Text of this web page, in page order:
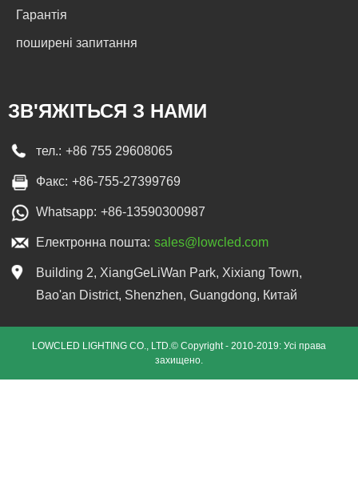
Гарантія
поширені запитання
ЗВ'ЯЖІТЬСЯ З НАМИ
тел.: +86 755 29608065
Факс: +86-755-27399769
Whatsapp: +86-13590300987
Електронна пошта: sales@lowcled.com
Building 2, XiangGeLiWan Park, Xixiang Town,
Bao'an District, Shenzhen, Guangdong, Китай
LOWCLED LIGHTING CO., LTD.© Copyright - 2010-2019: Усі права
захищено.